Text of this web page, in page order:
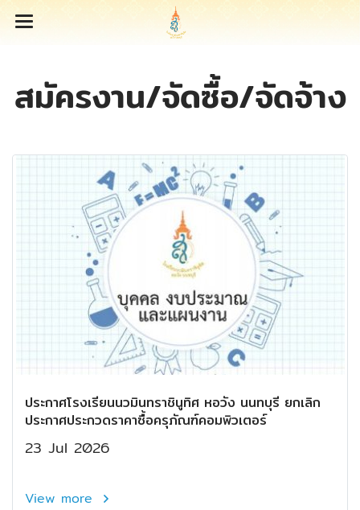
สมัครงาน/จัดซื้อ/จัดจ้าง
ประกาศโรงเรียนนวมินทราชินูทิศ หอวัง นนทบุรี ยกเลิก
ประกาศประกวดราคาซื้อครุภัณฑ์คอมพิวเตอร์
23 Jul 2026
View more